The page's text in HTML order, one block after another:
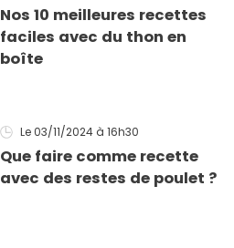
Nos 10 meilleures recettes
faciles avec du thon en
boîte
Le 03/11/2024 à 16h30
Que faire comme recette
avec des restes de poulet ?